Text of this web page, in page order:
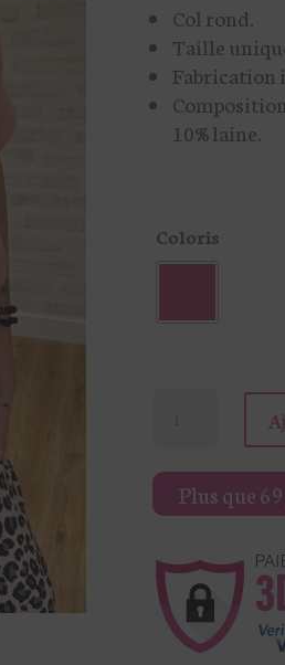
Col rond.
Taille
Fabrication
10% laine.
Coloris
GILET
MAILLE
COURTES
GASPARD
Plus que